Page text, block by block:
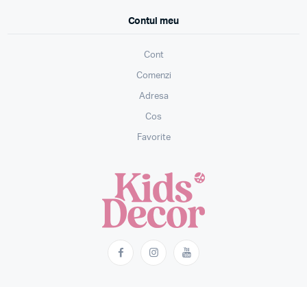
Contul meu
Cont
Comenzi
Adresa
Cos
Favorite